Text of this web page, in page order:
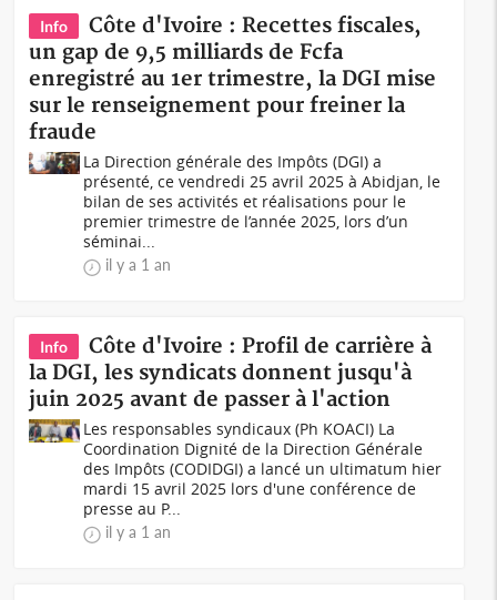
Info
Côte d'Ivoire : Recettes fiscales,
un gap de 9,5 milliards de Fcfa
enregistré au 1er trimestre, la DGI mise
sur le renseignement pour freiner la
fraude
La Direction générale des Impôts (DGI) a
présenté, ce vendredi 25 avril 2025 à Abidjan, le
bilan de ses activités et réalisations pour le
premier trimestre de l’année 2025, lors d’un
séminai...
il y a 1 an
Info
Côte d'Ivoire : Profil de carrière à
la DGI, les syndicats donnent jusqu'à
juin 2025 avant de passer à l'action
Les responsables syndicaux (Ph KOACI) La
Coordination Dignité de la Direction Générale
des Impôts (CODIDGI) a lancé un ultimatum hier
mardi 15 avril 2025 lors d'une conférence de
presse au P...
il y a 1 an